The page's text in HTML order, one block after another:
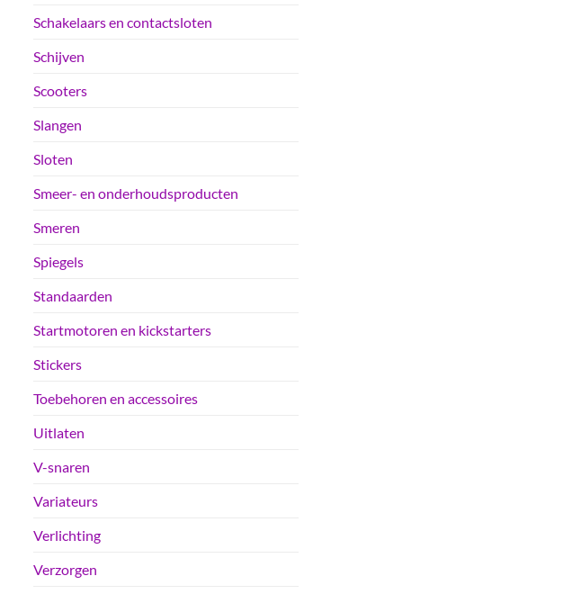
Schakelaars en contactsloten
Schijven
Scooters
Slangen
Sloten
Smeer- en onderhoudsproducten
Smeren
Spiegels
Standaarden
Startmotoren en kickstarters
Stickers
Toebehoren en accessoires
Uitlaten
V-snaren
Variateurs
Verlichting
Verzorgen